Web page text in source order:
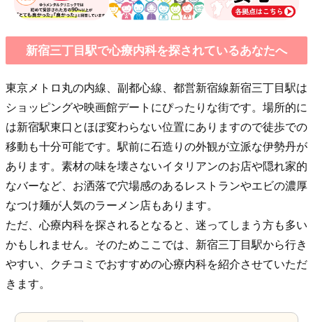
新宿三丁目駅で心療内科を探されているあなたへ
東京メトロ丸の内線、副都心線、都営新宿線新宿三丁目駅は
ショッピングや映画館デートにぴったりな街です。場所的に
は新宿駅東口とほぼ変わらない位置にありますので徒歩での
移動も十分可能です。駅前に石造りの外観が立派な伊勢丹が
あります。素材の味を壊さないイタリアンのお店や隠れ家的
なバーなど、お洒落で穴場感のあるレストランやエビの濃厚
なつけ麺が人気のラーメン店もあります。
ただ、心療内科を探されるとなると、迷ってしまう方も多い
かもしれません。そのためここでは、新宿三丁目駅から行き
やすい、クチコミでおすすめの心療内科を紹介させていただ
きます。